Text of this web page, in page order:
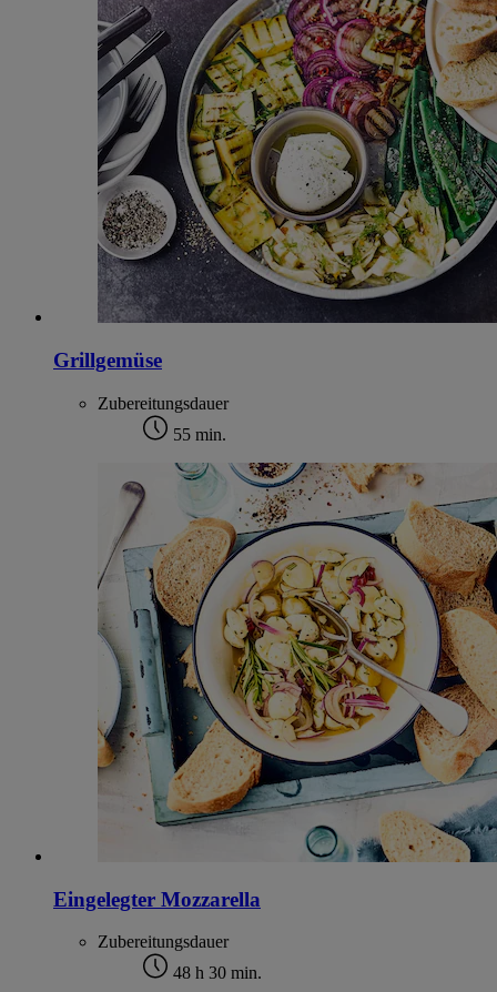
Grillgemüse
Zubereitungsdauer
55 min.
Eingelegter Mozzarella
Zubereitungsdauer
48 h 30 min.